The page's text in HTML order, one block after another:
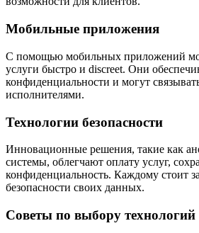
Мобильные приложения
С помощью мобильных приложений
услуги быстро и discreet. Они
конфиденциальности и могут
исполнителями.
Технологии безопасности
Инновационные решения, такие как
системы, облегчают оплату услуг,
конфиденциальность. Каждому стоит
безопасности своих данных.
Советы по выбору технологий